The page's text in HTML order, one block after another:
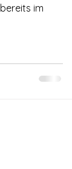
im